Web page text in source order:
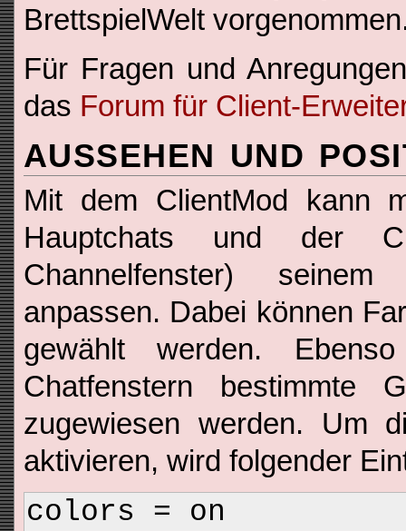
BrettspielWelt
Für Fragen und
das Forum für Client-
AUSSEHEN UND
Mit dem ClientMod kann
Hauptchats und der
Channelfenster)
anpassen. Dabei können
gewählt werden.
Chatfenstern bestimmte
zugewiesen werden. Um
aktivieren, wird folgender
colors = on